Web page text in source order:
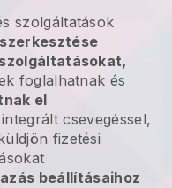
szolgáltatások
foglalhatnak és
el
integrált csevegéssel,
fizetési
beállításaihoz